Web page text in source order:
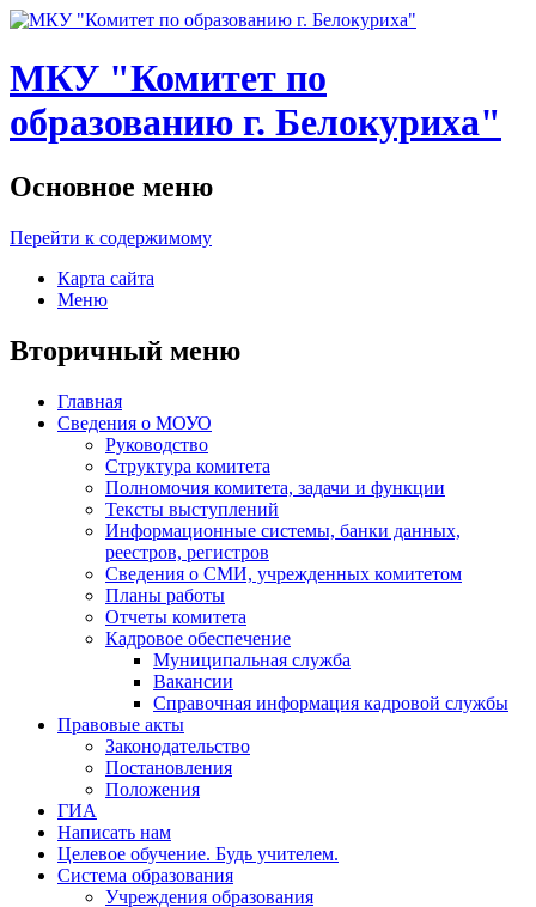
МКУ "Комитет по
образованию г. Белокуриха"
Основное меню
Перейти к содержимому
Карта сайта
Меню
Вторичный меню
Главная
Сведения о МОУО
Руководство
Структура комитета
Полномочия комитета, задачи и функции
Тексты выступлений
Информационные системы, банки данных,
реестров, регистров
Сведения о СМИ, учрежденных комитетом
Планы работы
Отчеты комитета
Кадровое обеспечение
Муниципальная служба
Вакансии
Справочная информация кадровой службы
Правовые акты
Законодательство
Постановления
Положения
ГИА
Написать нам
Целевое обучение. Будь учителем.
Система образования
Учреждения образования